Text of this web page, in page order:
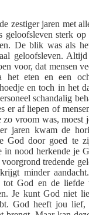
zestiger jaren met
geloofsleven sterk
De blik was als
geloofsleven.
voor, dat mensen
het eten en een
en toch in het
schandalig
er af liepen of
zo vroom was, moest
jaren kwam de
God door goed te
in nood herkende je
tredende
minder aandacht.
tot God en de liefde
Je kunt God niet
God heeft jou lief,